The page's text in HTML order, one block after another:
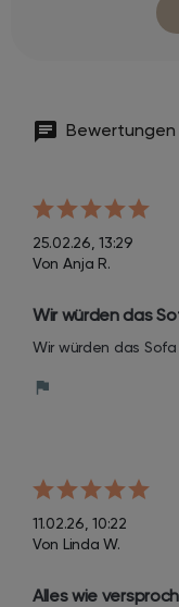
Bewertungen
25.02.26, 13:29
Von Anja R.
Wir würden das
Wir würden das
11.02.26, 10:22
Von Linda W.
Alles wie